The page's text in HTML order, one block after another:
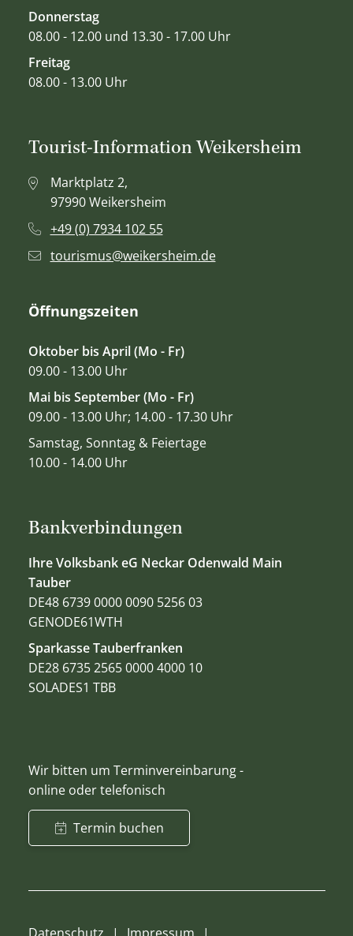
Donnerstag
08.00 - 12.00 und 13.30 - 17.00 Uhr
Freitag
08.00 - 13.00 Uhr
Bankverbindungen
Ihre Volksbank eG Neckar Odenwald Main
Tauber
DE48 6739 0000 0090 5256 03
GENODE61WTH
Sparkasse Tauberfranken
DE28 6735 2565 0000 4000 10
SOLADES1 TBB
Wir bitten um Terminvereinbarung -
online oder telefonisch
Termin buchen
Tourist-Information Weikersheim
Marktplatz 2,
97990 Weikersheim
+49 (0) 7934 102 55
tourismus@weikersheim.de
Öffnungszeiten
Oktober bis April (Mo - Fr)
09.00 - 13.00 Uhr
Mai bis September (Mo - Fr)
09.00 - 13.00 Uhr; 14.00 - 17.30 Uhr
Samstag, Sonntag & Feiertage
10.00 - 14.00 Uhr